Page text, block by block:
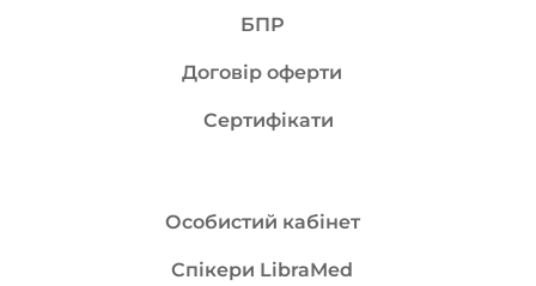
БПР
Договір оферти
Сертифікати
Особистий кабінет
Спікери LibraMed